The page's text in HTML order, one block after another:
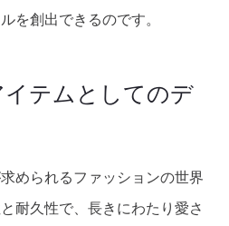
を創出できるのです。
テムとしてのデ
められるファッションの世界
耐久性で、長きにわたり愛さ